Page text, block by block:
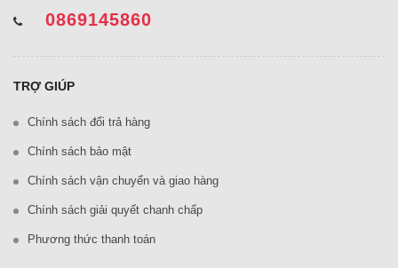
0869145860
TRỢ GIÚP
Chính sách đổi trả hàng
Chính sách bảo mật
Chính sách vận chuyển và giao hàng
Chính sách giải quyết chanh chấp
Phương thức thanh toán